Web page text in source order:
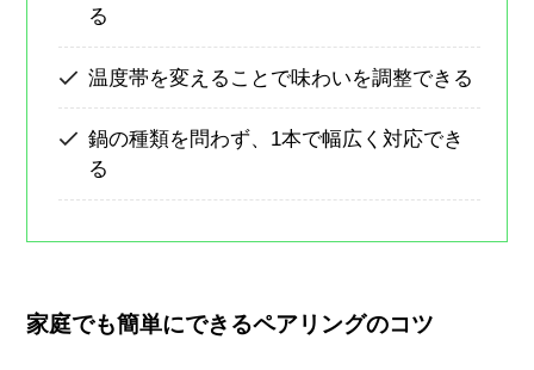
る
温度帯を変えることで味わいを調整できる
鍋の種類を問わず、1本で幅広く対応でき
る
家庭でも簡単にできるペアリングのコツ